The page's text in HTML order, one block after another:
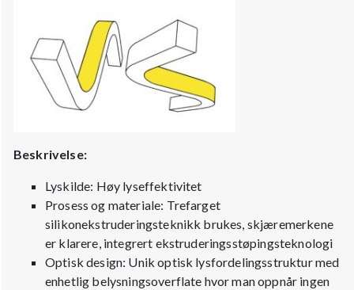
Beskrivelse:
Lyskilde: Høy lyseffektivitet
Prosess og materiale: Trefarget
silikonekstruderingsteknikk brukes, skjæremerkene
er klarere, integrert ekstruderingsstøpingsteknologi
Optisk design: Unik optisk lysfordelingsstruktur med
enhetlig belysningsoverflate hvor man oppnår ingen